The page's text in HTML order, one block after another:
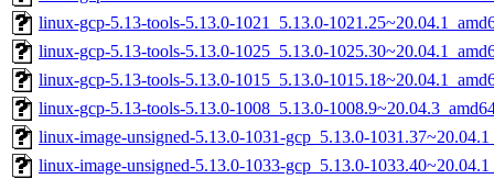
linux-gcp-5.13-tools-5.13.0-1021_5.13.0-
linux-gcp-5.13-tools-5.13.0-1025_5.13.0-
linux-gcp-5.13-tools-5.13.0-1015_5.13.0-
linux-gcp-5.13-tools-5.13.0-1008_5.13.0-
linux-image-unsigned-5.13.0-1031-gcp_5.13.0-
linux-image-unsigned-5.13.0-1033-gcp_5.13.0-